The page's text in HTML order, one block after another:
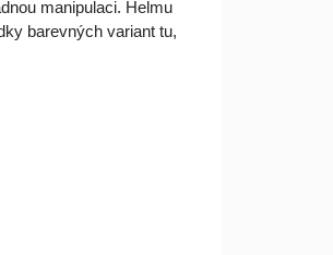
manipulaci. Helmu
barevných variant tu,